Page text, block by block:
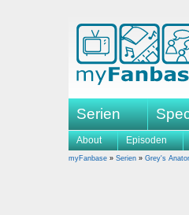
Serien
About Episoden
myFanbase » Serien » Grey's